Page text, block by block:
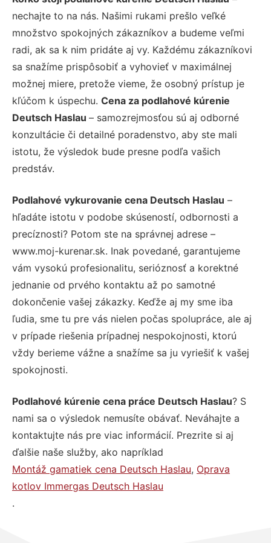
nechajte to na nás. Našimi rukami prešlo veľké
množstvo spokojných zákazníkov a budeme veľmi
radi, ak sa k nim pridáte aj vy. Každému zákazníkovi
sa snažíme prispôsobiť a vyhovieť v maximálnej
možnej miere, pretože vieme, že osobný prístup je
kľúčom k úspechu. Cena za podlahové kúrenie
Deutsch Haslau – samozrejmosťou sú aj odborné
konzultácie či detailné poradenstvo, aby ste mali
istotu, že výsledok bude presne podľa vašich
predstáv.
Podlahové vykurovanie cena Deutsch Haslau –
hľadáte istotu v podobe skúseností, odbornosti a
precíznosti? Potom ste na správnej adrese –
www.moj-kurenar.sk. Inak povedané, garantujeme
vám vysokú profesionalitu, serióznosť a korektné
jednanie od prvého kontaktu až po samotné
dokončenie vašej zákazky. Keďže aj my sme iba
ľudia, sme tu pre vás nielen počas spolupráce, ale aj
v prípade riešenia prípadnej nespokojnosti, ktorú
vždy berieme vážne a snažíme sa ju vyriešiť k vašej
spokojnosti.
Podlahové kúrenie cena práce Deutsch Haslau? S
nami sa o výsledok nemusíte obávať. Neváhajte a
kontaktujte nás pre viac informácií. Prezrite si aj
ďalšie naše služby, ako napríklad
Montáž gamatiek cena Deutsch Haslau, Oprava
kotlov Immergas Deutsch Haslau
.